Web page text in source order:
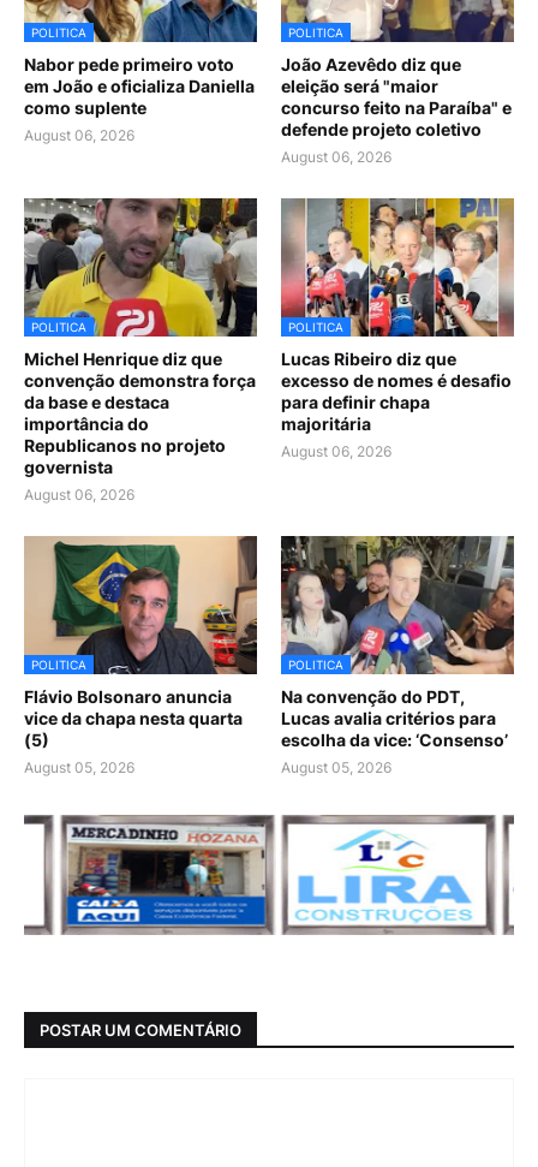
POLITICA
Nabor pede primeiro voto
em João e oficializa Daniella
como suplente
August 06, 2026
POLITICA
João Azevêdo diz que
eleição será "maior
concurso feito na Paraíba" e
defende projeto coletivo
August 06, 2026
POLITICA
Michel Henrique diz que
convenção demonstra força
da base e destaca
importância do
Republicanos no projeto
governista
August 06, 2026
POLITICA
Lucas Ribeiro diz que
excesso de nomes é desafio
para definir chapa
majoritária
August 06, 2026
POLITICA
Flávio Bolsonaro anuncia
vice da chapa nesta quarta
(5)
August 05, 2026
POLITICA
Na convenção do PDT,
Lucas avalia critérios para
escolha da vice: ‘Consenso’
August 05, 2026
POSTAR UM COMENTÁRIO